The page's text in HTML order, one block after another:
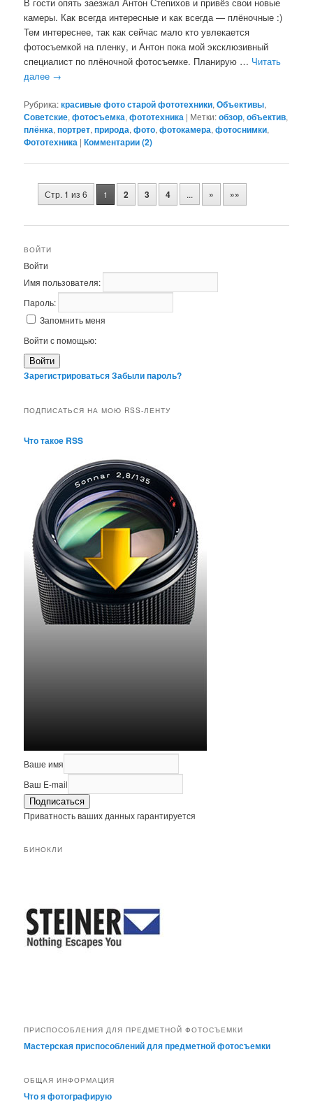
камеры. Как всегда интересные и как всегда — плёночные :)
Тем интереснее, так как сейчас мало кто увлекается
фотосъемкой на пленку, и Антон пока мой эксклюзивный
специалист по плёночной фотосъемке. Планирую … Читать
далее →
Рубрика:красивые фото старой фототехники,Объективы,
Советские,фотосъемка,фототехника | Метки:обзор,объектив,
плёнка,портрет,природа,фото,фотокамера,фотоснимки,
Фототехника |Комментарии (2)
Навигация
Стр. 1 из 6 1 2 3 4 ... » »»
ВОЙТИ
Войти
Имя пользователя:
Пароль:
Запомнить меня
Войти с помощью:
Войти
ЗарегистрироватьсяЗабыли пароль?
ПОДПИСАТЬСЯ НА МОЮ RSS-ЛЕНТУ
Что такое RSS
Ваше имя
Ваш E-mail
Подписаться
Приватность ваших данных гарантируется
БИНОКЛИ
ПРИСПОСОБЛЕНИЯ ДЛЯ ПРЕДМЕТНОЙ ФОТОСЪЕМКИ
Мастерская приспособлений для предметной фотосъемки
ОБЩАЯ ИНФОРМАЦИЯ
Что я фотографирую